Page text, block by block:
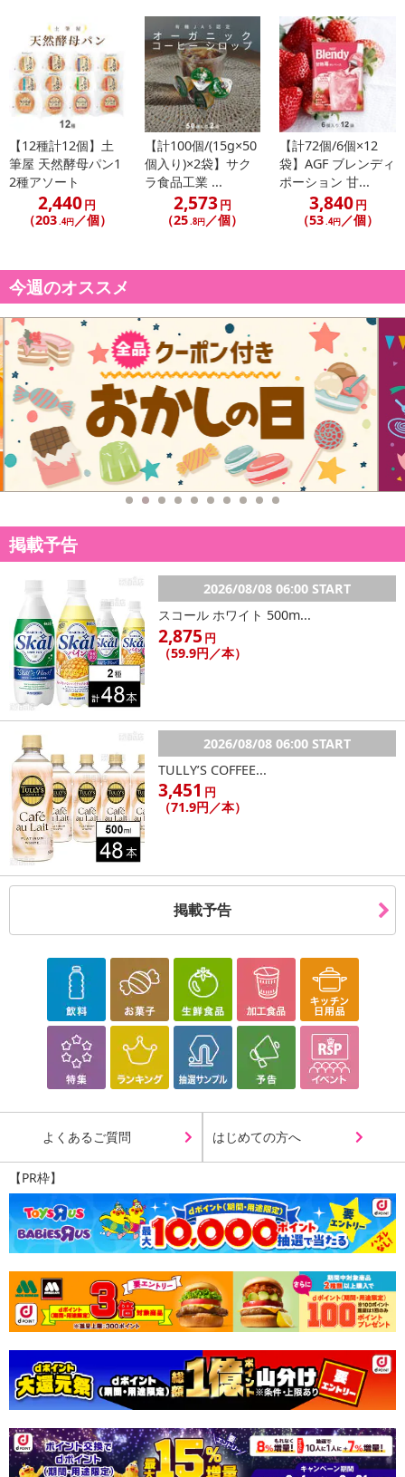
・賞味期限：製造日より12ヶ月
・アレルギー表示：商品裏面参照
・お召し上がり方：商品裏面参照
・その他商品仕様：商品裏面参照
注意事項
【賞味・消費期限のある商品について】
商品到着時点でのお日持ち期間は、配送日数などにより異なります
のでご了承ください。
【キャンセルについて】
記載されている内容を必ずご確認いただき、お届けする商品セット
にご納得いただきましたうえでお申し込みください。
※パッケージ変更や商品リニューアル（成分など含む）等により、
参考の掲載画像や画像内のバーコードなど、お届け商品と多少異な
る場合がございます。
また、[新たな加工食品の原料原産地表示制度]の経過措置期間の終
了により、商品詳細内に記載の原産国・原材料の表記が旧表記の場
合がございます。
あらかじめご了承いただいた上でお申込みください。なお、本理由
によるお申込み後のキャンセル・返品交換は対応いたしかねます。
【お支払いについて】
※送料はお試し費用に含まれております。
※d払い、PayPay、au PAY、au PAY（auかんたん決済）、ソフトバ
ンクまとめて支払い、楽天ペイ、メルペイ、AEON Pay、Amazon
Payでお支払いの場合、決済のため外部サイトへ遷移します。
※予約商品は決済手段ごとに定められた決済期限日にお支払いを完
了することがございます。ご了承いただいたうえでお申し込みくだ
※配送形態がメール便の商品については、商品の発送完了後、配送
伝票番号がマイページに表示されない場合もございます。
【配送日時の指定について】
※配送日時の指定が可能な商品の場合、商品によってご指定できる
配送日、配送時間が異なる可能性がございます。
発送日カレンダー
休業日
さい）
【12種計12個】土
筆屋 天然酵母パン1
2種アソート
2,440円
（203.4円／個）
【計100個/(15g×50
個入り)×2袋】サク
ラ食品工業 ...
2,573円
（25.8円／個）
【計72個/6個×12
袋】AGF ブレンディ
ポーション 甘...
3,840円
（53.4円／個）
今週のオススメ
掲載予告
2026/08/08 06:00 START
スコール ホワイト 500m...
2,875 円
（59.9円／本）
2026/08/08 06:00 START
TULLY’S COFFEE...
3,451 円
（71.9円／本）
掲載予告
よくあるご質問 はじめての方へ
【PR枠】